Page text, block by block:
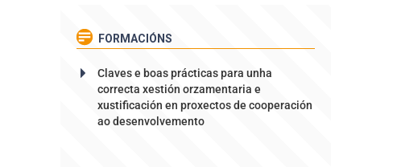
FORMACIÓNS
Claves e boas prácticas para unha
correcta xestión orzamentaria e
xustificación en proxectos de cooperación
ao desenvolvemento